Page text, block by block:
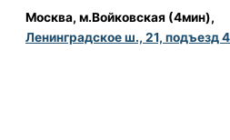
Перейти
Москва, м.Войковская (4мин),
Ленинградское ш., 21, подъезд